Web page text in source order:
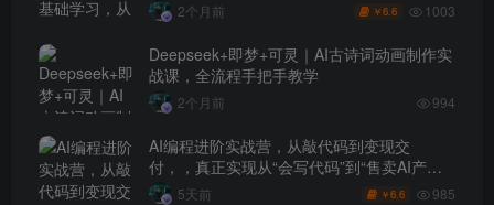
2个月前 ￥6.6 1003
Deepseek+即梦+可灵｜AI古诗词动画制作实
战课，全流程手把手教学
2个月前 994
AI编程进阶实战营，从敲代码到变现交
付，，真正实现从“会写代码”到“售卖AI产品
盈利”的跨越
5天前 ￥6.6 985